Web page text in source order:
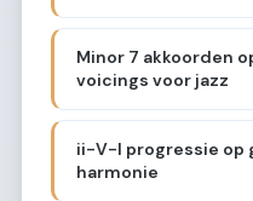
Minor 7 akkoorden
voicings voor jazz
ii-V-I progressie op
harmonie